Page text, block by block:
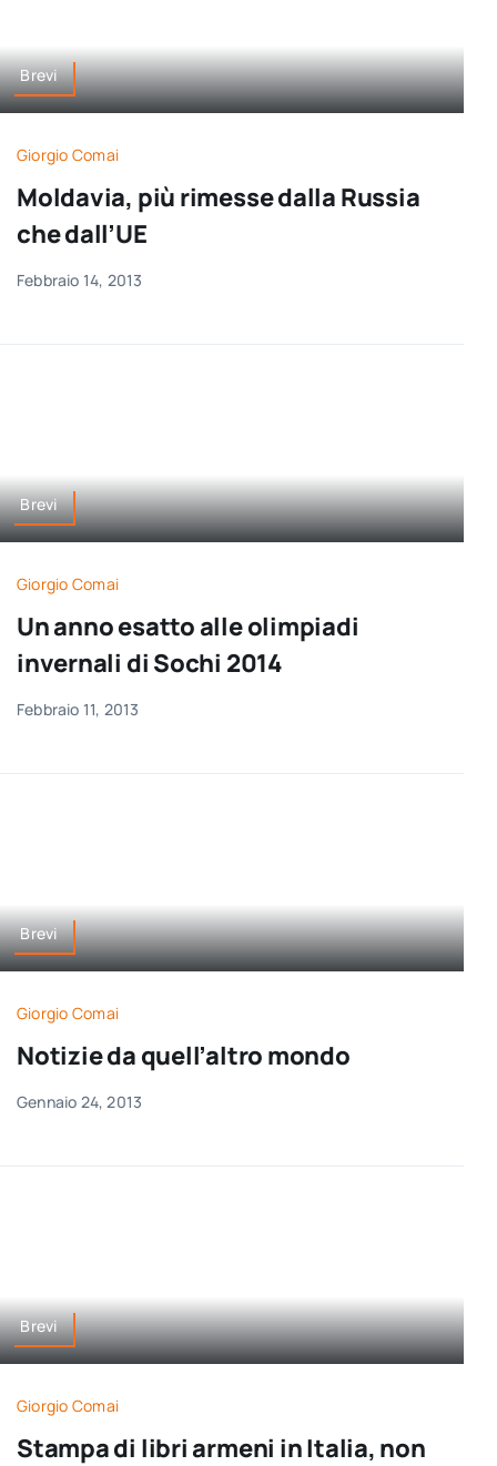
Brevi
Giorgio Comai
Moldavia, più rimesse dalla Russia
che dall’UE
Febbraio 14, 2013
Brevi
Giorgio Comai
Un anno esatto alle olimpiadi
invernali di Sochi 2014
Febbraio 11, 2013
Brevi
Giorgio Comai
Notizie da quell’altro mondo
Gennaio 24, 2013
Brevi
Giorgio Comai
Stampa di libri armeni in Italia, non